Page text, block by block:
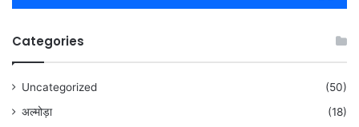
Categories
Uncategorized
(50)
अल्मोड़ा
(18)